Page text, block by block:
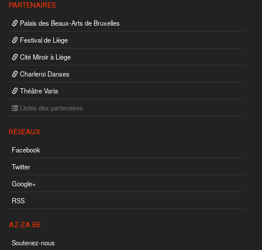
PARTENAIRES
Palais des Beaux-Arts de Bruxelles
Festival de Liège
Cité Miroir à Liège
Charleroi Danses
Théâtre Varia
Listes des partenaires
RÉSEAUX
Facebook
Twitter
Google+
RSS
AZ-ZA.BE
Soutenez-nous